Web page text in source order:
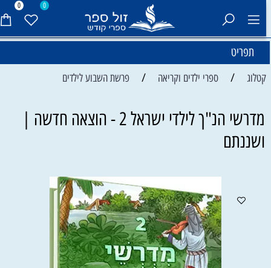
0 0
תפריט
קטלוג / ספרי ילדים וקריאה / פרשת השבוע לילדים
מדרשי הנ"ך לילדי ישראל 2 - הוצאה חדשה |
ושננתם